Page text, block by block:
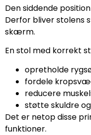
Den siddende
Derfor bliver stolens
skærm.
En stol med korrekt
opretholde
fordele
reducere
støtte skuldre
Det er netop disse
funktioner.